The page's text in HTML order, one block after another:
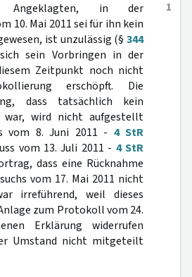
1
in der
10. Mai 2011 sei für ihn kein
ist unzulässig (§ 344
sein Vorbringen in der
Zeitpunkt noch nicht
erschöpft. Die
dass tatsächlich kein
war, wird nicht aufgestellt
vom 8. Juni 2011 - 4 StR
vom 13. Juli 2011 - 4 StR
dass eine Rücknahme
vom 17. Mai 2011 nicht
irreführend, weil dieses
zum Protokoll vom 24.
Erklärung widerrufen
Umstand nicht mitgeteilt